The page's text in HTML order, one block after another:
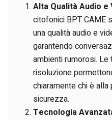
Alta Qualità Audio e
citofonici BPT CAME
una qualità audio e
garantendo
ambienti rumorosi.
risoluzione
chiaramente chi è
sicurezza.
Tecnologia